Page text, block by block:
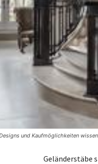
und Kaufmöglichkeiten
Geländerstäbe